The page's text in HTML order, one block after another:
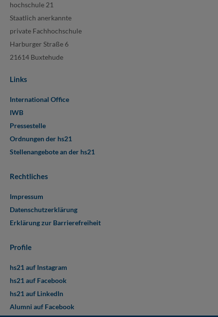
hochschule 21
Staatlich anerkannte
private Fachhochschule
Harburger Straße 6
21614 Buxtehude
Links
International Office
IWB
Pressestelle
Ordnungen der hs21
Stellenangebote an der hs21
Rechtliches
Impressum
Datenschutzerklärung
Erklärung zur Barrierefreiheit
Profile
hs21 auf Instagram
hs21 auf Facebook
hs21 auf LinkedIn
Alumni auf Facebook